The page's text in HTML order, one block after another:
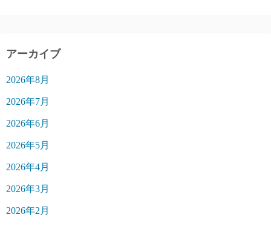
アーカイブ
2026年8月
2026年7月
2026年6月
2026年5月
2026年4月
2026年3月
2026年2月